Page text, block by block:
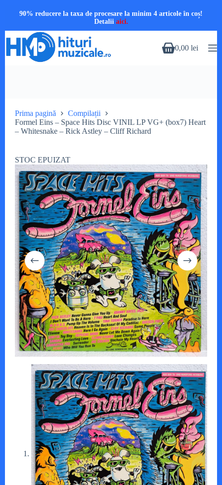
90% reducere la taxa de procesare la minim 4 articole în coș!
Detalii aici.
conținut
Coș0,00 lei
Prima pagină
Compilații
Formel Eins – Space Hits Disc VINIL LP VG+ (box7) Heart
– Whitesnake – Rick Astley – Cliff Richard
STOC EPUIZAT